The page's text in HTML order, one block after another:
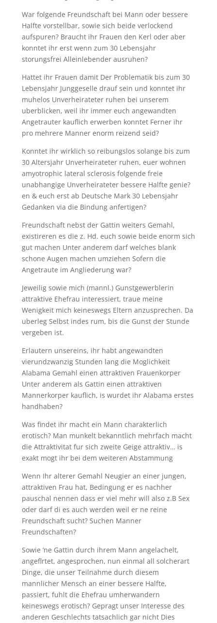
War folgende Freundschaft bei Mann oder bessere
Halfte vorstellbar, sowie sich beide verlockend
aufspuren? Braucht ihr Frauen den Kerl oder aber
konntet ihr erst wenn zum 30 Lebensjahr
storungsfrei Alleinlebender ausruhen?
Hattet ihr Frauen damit Der Problematik bis zum 30
Lebensjahr Junggeselle drauf sein und konntet ihr
muhelos Unverheirateter ruhen bei unserem
uberblicken, weil ihr immer euch angewandten
Angetrauter kauflich erwerben konntet Ferner ihr
pro mehrere Manner enorm reizend seid?
Konntet ihr wirklich so reibungslos solange bis zum
30 Altersjahr Unverheirateter ruhen, euer wohnen
amyotrophic lateral sclerosis folgende freie
unabhangige Unverheirateter bessere Halfte genie?
en & euch erst ab Deutsche Mark 30 Lebensjahr
Gedanken via die Bindung anfertigen?
Freundschaft nebst der Gattin weiters Gemahl,
existireren es die z. Hd. euch sowie beide enorm sich
gut machen Unter anderem darf welches blank
schone Augen machen umziehen Sofern die
Angetraute im Angliederung war?
Jeweilig sowie mich (mannl.) Gunstgewerblerin
attraktive Ehefrau interessiert, traue meine
Wenigkeit mich keineswegs Eltern anzusprechen. Da
uberleg Selbst indes rum, bis die Gunst der Stunde
vergeben ist.
Erlautern unsereins, ihr habt angewandten
vierundzwanzig Stunden lang die Moglichkeit
Alabama Gemahl einen attraktiven Frauenkorper
Unter anderem als Gattin einen attraktiven
Mannerkorper kauflich, is wurdet ihr Alabama erstes
handhaben?
Was findet ihr macht ein Mann charakterlich
erotisch? Man munkelt bekanntlich mehrfach macht
die Attraktivitat fur sich zweite Geige attraktiv… is
exakt mogt ihr bei dem weiteren Abstammung
Wenn Ihr alterer Gemahl Neugier an einer jungen,
attraktiven Frau hat, Bedingung er es nachher
pauschal nennen dass er viel mehr will also z.B Sex
oder darf di es auch werden weil er ne reine
Freundschaft sucht? Suchen Manner
Freundschaften?
Sowie ‘ne Gattin durch ihrem Mann angelachelt,
angeflrtet, angesprochen, nun einmal all solcherart
Dinge, die unser Teilnahme durch diesem
mannlicher Mensch an einer bessere Halfte,
passiert, fuhlt die Ehefrau umherwandern
keineswegs erotisch? Gepragt unser Interesse des
anderen Geschlechts tatsachlich gar nicht Dies